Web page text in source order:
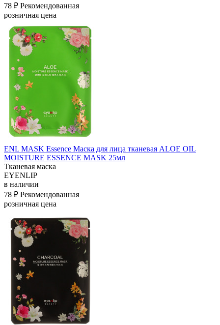
78 ₽ Рекомендованная
розничная цена
ENL MASK Essence Маска для лица тканевая ALOE OIL
MOISTURE ESSENCE MASK 25мл
Тканевая маска
EYENLIP
в наличии
78 ₽ Рекомендованная
розничная цена